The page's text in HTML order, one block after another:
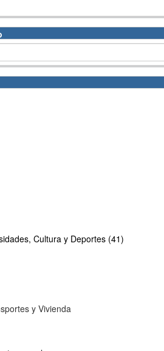
Cultura y Deportes (41)
y Vivienda